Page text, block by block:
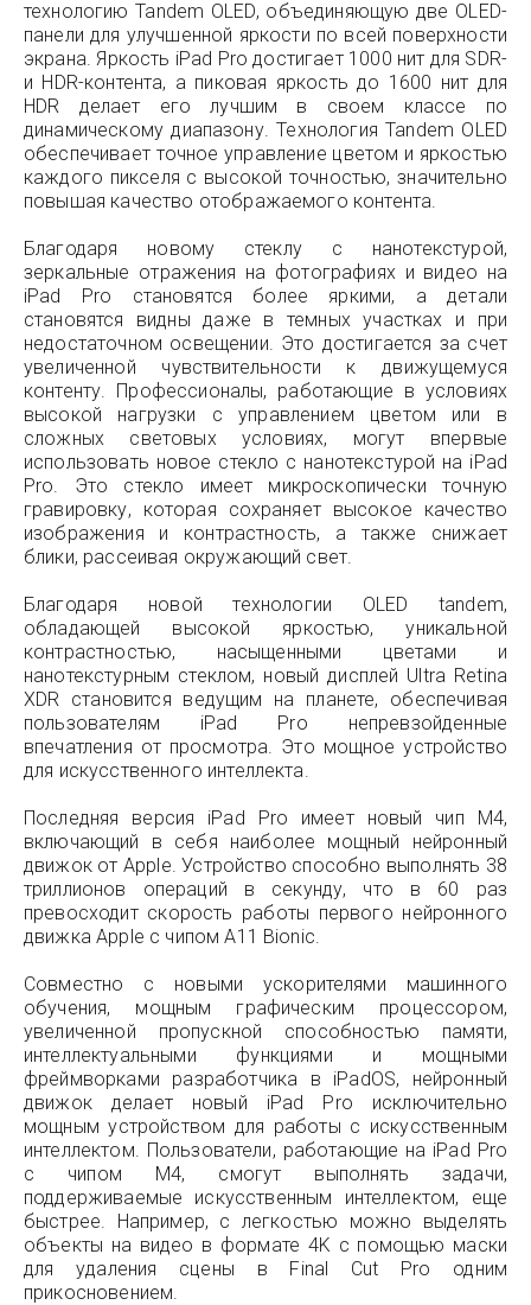
технологию Tandem OLED, объединяющую две OLED-
панели для улучшенной яркости по всей поверхности
экрана. Яркость iPad Pro достигает 1000 нит для SDR-
и HDR-контента, а пиковая яркость до 1600 нит для
HDR делает его лучшим в своем классе по
динамическому диапазону. Технология Tandem OLED
обеспечивает точное управление цветом и яркостью
каждого пикселя с высокой точностью, значительно
повышая качество отображаемого контента.
Благодаря новому стеклу с нанотекстурой,
зеркальные отражения на фотографиях и видео на
iPad Pro становятся более яркими, а детали
становятся видны даже в темных участках и при
недостаточном освещении. Это достигается за счет
увеличенной чувствительности к движущемуся
контенту. Профессионалы, работающие в условиях
высокой нагрузки с управлением цветом или в
сложных световых условиях, могут впервые
использовать новое стекло с нанотекстурой на iPad
Pro. Это стекло имеет микроскопически точную
гравировку, которая сохраняет высокое качество
изображения и контрастность, а также снижает
блики, рассеивая окружающий свет.
Благодаря новой технологии OLED tandem,
обладающей высокой яркостью, уникальной
контрастностью, насыщенными цветами и
нанотекстурным стеклом, новый дисплей Ultra Retina
XDR становится ведущим на планете, обеспечивая
пользователям iPad Pro непревзойденные
впечатления от просмотра. Это мощное устройство
для искусственного интеллекта.
Последняя версия iPad Pro имеет новый чип M4,
включающий в себя наиболее мощный нейронный
движок от Apple. Устройство способно выполнять 38
триллионов операций в секунду, что в 60 раз
превосходит скорость работы первого нейронного
движка Apple с чипом A11 Bionic.
Совместно с новыми ускорителями машинного
обучения, мощным графическим процессором,
увеличенной пропускной способностью памяти,
интеллектуальными функциями и мощными
фреймворками разработчика в iPadOS, нейронный
движок делает новый iPad Pro исключительно
мощным устройством для работы с искусственным
интеллектом. Пользователи, работающие на iPad Pro
с чипом M4, смогут выполнять задачи,
поддерживаемые искусственным интеллектом, еще
быстрее. Например, с легкостью можно выделять
объекты на видео в формате 4K с помощью маски
для удаления сцены в Final Cut Pro одним
прикосновением.